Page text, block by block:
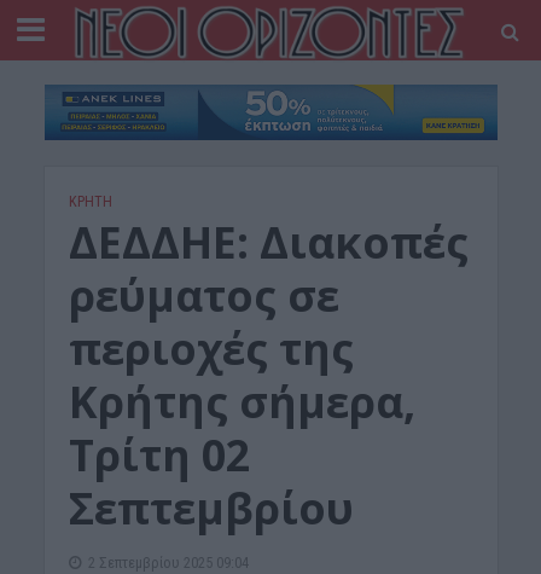
ΚΡΗΤΗ
ΔΕΔΔΗΕ: Διακοπές
ρεύματος σε
περιοχές της
Κρήτης σήμερα,
Τρίτη 02
Σεπτεμβρίου
2 Σεπτεμβρίου 2025 09:04